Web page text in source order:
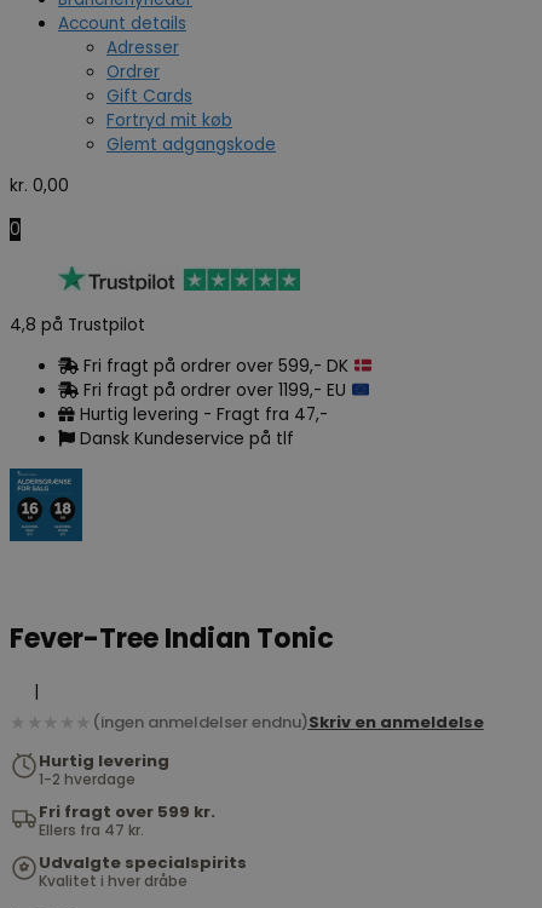
Account details
Adresser
Ordrer
Gift Cards
Fortryd mit køb
Glemt adgangskode
kr. 0,00
0
4,8 på Trustpilot
Fri fragt på ordrer over 599,- DK
Fri fragt på ordrer over 1199,- EU
Hurtig levering - Fragt fra 47,-
Dansk Kundeservice på tlf
Fever-Tree Indian Tonic
★★★★★ (ingen anmeldelser endnu)Skriv en anmeldelse
Hurtig levering
1-2 hverdage
Fri fragt over 599 kr.
Ellers fra 47 kr.
Udvalgte specialspirits
Kvalitet i hver dråbe